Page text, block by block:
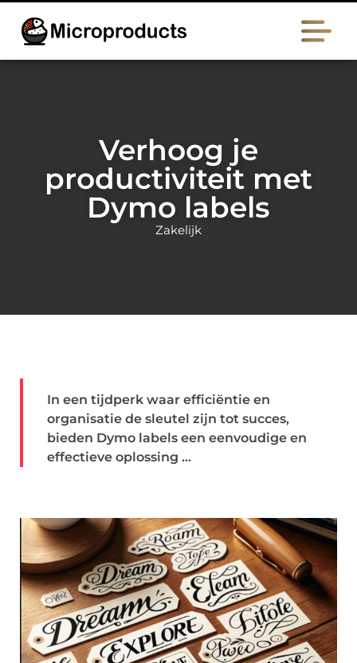
Verhoog je
productiviteit met
Dymo labels
Zakelijk
In een tijdperk waar efficiëntie en
organisatie de sleutel zijn tot succes,
bieden Dymo labels een eenvoudige en
effectieve oplossing ...